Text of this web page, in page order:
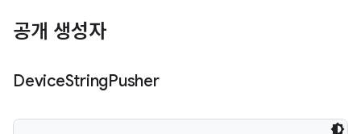
공개 생성자
DeviceStringPusher